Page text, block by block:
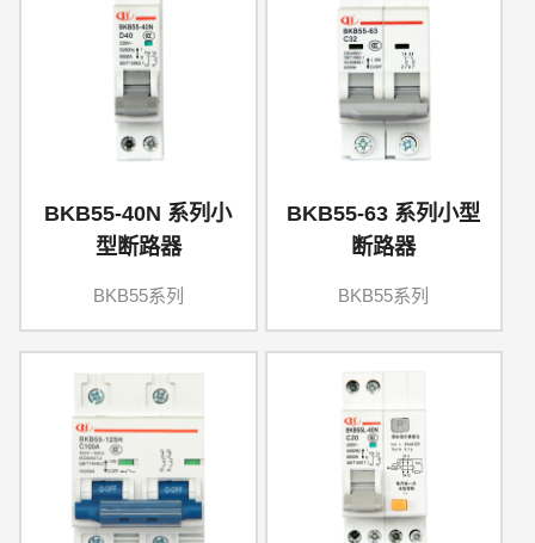
BKB55-40N 系列小
型断路器
BKB55系列
BKB55-63 系列小型
断路器
BKB55系列